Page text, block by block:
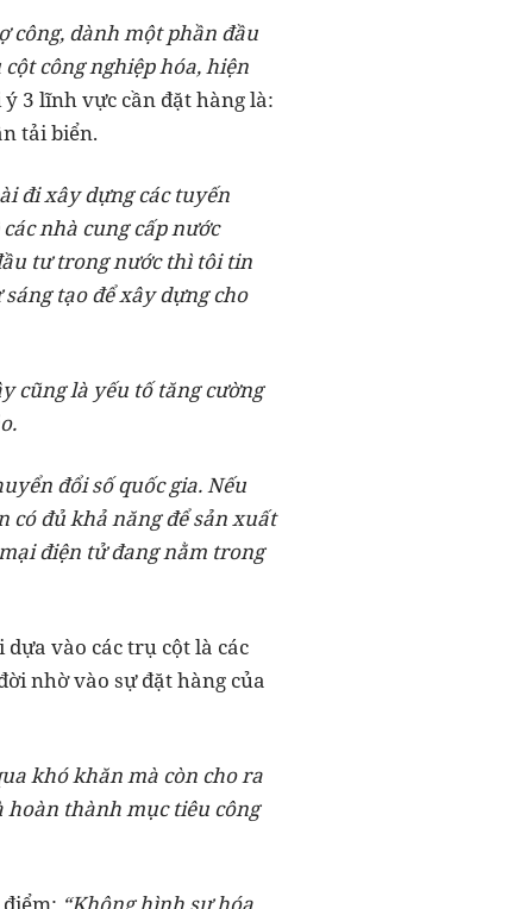
công, dành một phần đầu
công nghiệp hóa, hiện
3 lĩnh vực cần đặt hàng là:
tải biển.
đi xây dựng các tuyến
nhà cung cấp nước
tư trong nước thì tôi tin
tạo để xây dựng cho
cũng là yếu tố tăng cường
đổi số quốc gia. Nếu
có đủ khả năng để sản xuất
điện tử đang nằm trong
vào các trụ cột là các
nhờ vào sự đặt hàng của
khó khăn mà còn cho ra
thành mục tiêu công